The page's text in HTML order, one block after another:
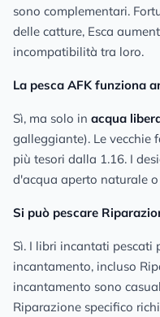
sono complementari.
delle catture, Esca
incompatibilità tra loro.
La pesca AFK funziona
Sì, ma solo in acqua
galleggiante). Le vecchie
più tesori dalla 1.16. I
d'acqua aperto naturale
Si può pescare
Sì. I libri incantati pescati
incantamento, incluso
incantamento sono
Riparazione specifico